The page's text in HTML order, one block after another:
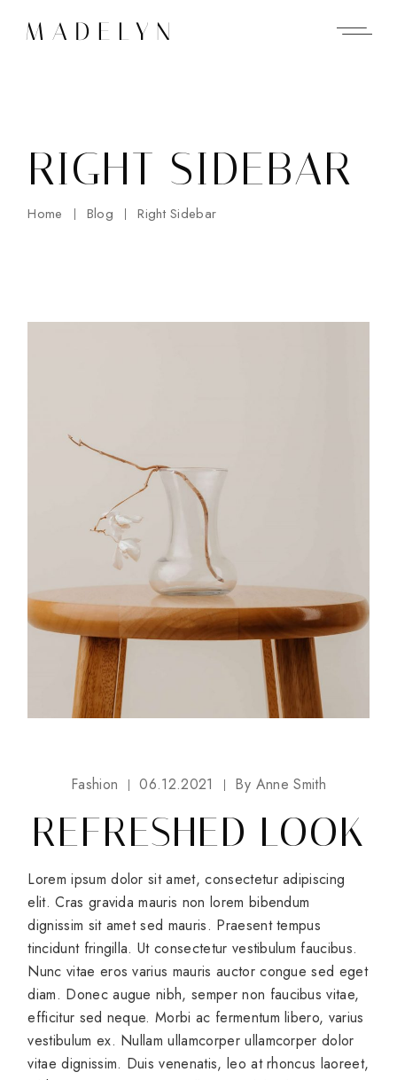
RIGHT SIDEBAR
Home Blog Right Sidebar
Fashion 06.12.2021 By Anne Smith
REFRESHED LOOK
Lorem ipsum dolor sit amet, consectetur adipiscing
elit. Cras gravida mauris non lorem bibendum
dignissim sit amet sed mauris. Praesent tempus
tincidunt fringilla. Ut consectetur vestibulum faucibus.
Nunc vitae eros varius mauris auctor congue sed eget
diam. Donec augue nibh, semper non faucibus vitae,
efficitur sed neque. Morbi ac fermentum libero, varius
vestibulum ex. Nullam ullamcorper ullamcorper dolor
vitae dignissim. Duis venenatis, leo at rhoncus laoreet,